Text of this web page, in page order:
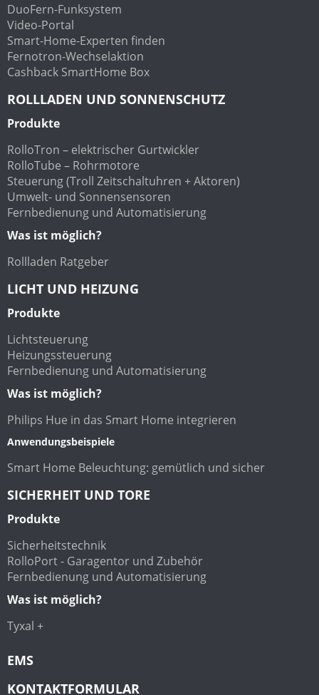
DuoFern-Funksystem
Video-Portal
Smart-Home-Experten finden
Fernotron-Wechselaktion
Cashback SmartHome Box
ROLLLADEN UND SONNENSCHUTZ
Produkte
RolloTron – elektrischer Gurtwickler
RolloTube – Rohrmotore
Steuerung (Troll Zeitschaltuhren + Aktoren)
Umwelt- und Sonnensensoren
Fernbedienung und Automatisierung
Was ist möglich?
Rollladen Ratgeber
LICHT UND HEIZUNG
Produkte
Lichtsteuerung
Heizungssteuerung
Fernbedienung und Automatisierung
Was ist möglich?
Philips Hue in das Smart Home integrieren
Anwendungsbeispiele
Smart Home Beleuchtung: gemütlich und sicher
SICHERHEIT UND TORE
Produkte
Sicherheitstechnik
RolloPort - Garagentor und Zubehör
Fernbedienung und Automatisierung
Was ist möglich?
Tyxal +
EMS
KONTAKTFORMULAR